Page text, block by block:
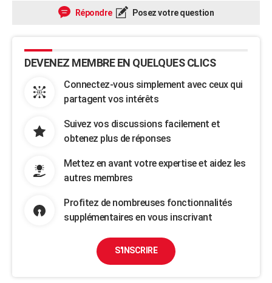
Répondre Posez votre question
DEVENEZ MEMBRE EN QUELQUES CLICS
Connectez-vous simplement avec ceux qui
partagent vos intérêts
Suivez vos discussions facilement et
obtenez plus de réponses
Mettez en avant votre expertise et aidez les
autres membres
Profitez de nombreuses fonctionnalités
supplémentaires en vous inscrivant
S'INSCRIRE